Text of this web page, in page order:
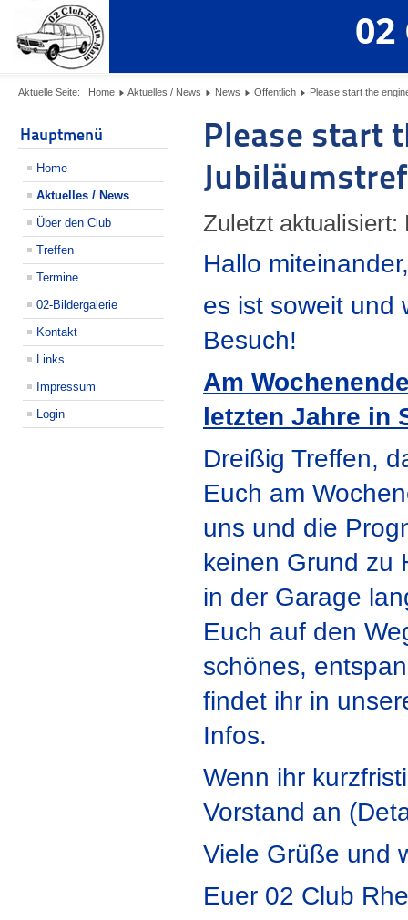
02
Aktuelle Seite: Home Aktuelles / News News Öffentlich Please start the
Hauptmenü
Home
Aktuelles / News
Über den Club
Treffen
Termine
02-Bildergalerie
Kontakt
Links
Impressum
Login
Please start
Zuletzt aktualisiert:
Hallo miteinander,
es ist soweit und
Besuch!
Am
letzten Jahre in
Dreißig Treffen,
Euch am
uns und die
keinen Grund zu
in der Garage
Euch auf den
schönes,
findet ihr in
Infos.
Wenn ihr
Vorstand an
Viele Grüße und
Euer 02 Club